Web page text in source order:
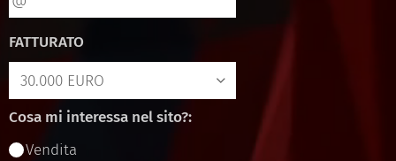
FATTURATO
Cosa mi interessa nel sito?:
Vendita